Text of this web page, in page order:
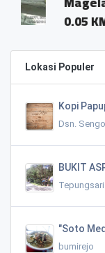
Lokasi Populer
Kopi
Dsn.
BUKIT
"Soto
bumirejo